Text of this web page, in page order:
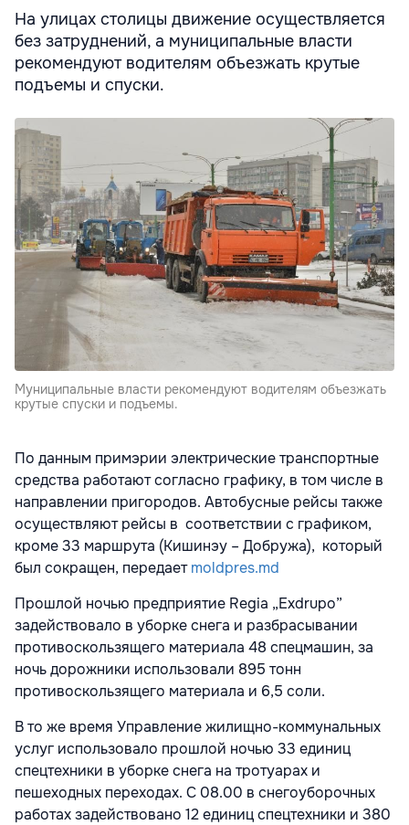
На улицах столицы движение осуществляется
без затруднений, а муниципальные власти
рекомендуют водителям объезжать крутые
подъемы и спуски.
Муниципальные власти рекомендуют водителям объезжать
крутые спуски и подъемы.
По данным примэрии электрические транспортные
средства работают согласно графику, в том числе в
направлении пригородов. Автобусные рейсы также
осуществляют рейсы в соответствии с графиком,
кроме 33 маршрута (Кишинэу – Добружа), который
был сокращен, передаетmoldpres.md
Прошлой ночью предприятие Regia „Exdrupo”
задействовало в уборке снега и разбрасывании
противоскользящего материала 48 спецмашин, за
ночь дорожники использовали 895 тонн
противоскользящего материала и 6,5 соли.
В то же время Управление жилищно-коммунальных
услуг использовало прошлой ночью 33 единиц
спецтехники в уборке снега на тротуарах и
пешеходных переходах. С 08.00 в снегоуборочных
работах задействовано 12 единиц спецтехники и 380